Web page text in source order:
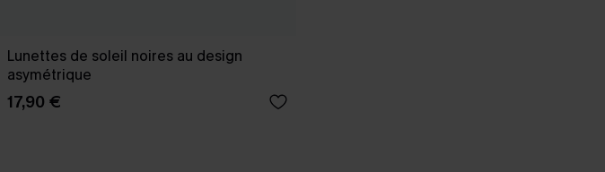
Lunettes de soleil noires au design
asymétrique
17,90 €